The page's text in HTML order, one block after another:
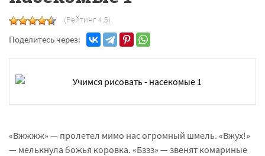
(Рейтинг 4.5)
Поделитесь через:
«Вжжжж» — пролетел мимо нас огромный шмель. «Вжух!»
— мелькнула божья коровка. «Бззз» — звенят комариные